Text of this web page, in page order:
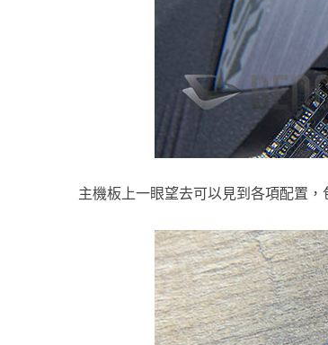
主機板上一眼望去可以見到各項配置，